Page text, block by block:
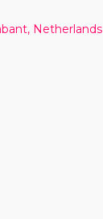
Netherlands